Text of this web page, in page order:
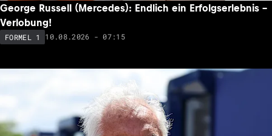
George Russell (Mercedes): Endlich ein Erfolgserlebnis –
Verlobung!
FORMEL 1 10.08.2026 - 07:15